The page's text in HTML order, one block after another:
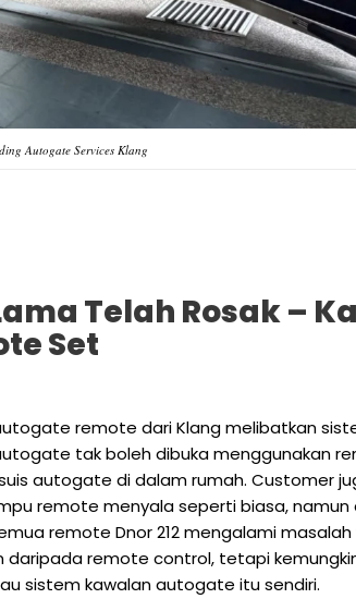
Autogate Services Klang
Telah Rosak –
Set
remote dari Klang melibatkan
tak boleh dibuka menggunakan
autogate di dalam rumah. Customer
remote menyala seperti biasa,
remote Dnor 212 mengalami masalah
daripada remote control, tetapi
sistem kawalan autogate itu sendiri.